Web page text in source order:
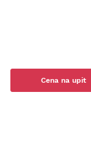
Cena na upit